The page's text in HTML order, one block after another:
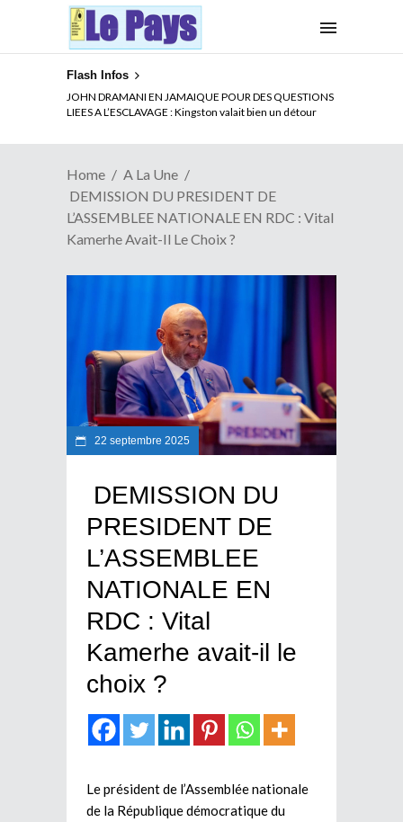
Flash Infos
JOHN DRAMANI EN JAMAIQUE POUR DES QUESTIONS
LIEES A L’ESCLAVAGE : Kingston valait bien un détour
Home
A La Une
DEMISSION DU PRESIDENT DE
L’ASSEMBLEE NATIONALE EN RDC : Vital
Kamerhe Avait-Il Le Choix ?
22 septembre 2025
DEMISSION DU
PRESIDENT DE
L’ASSEMBLEE
NATIONALE EN
RDC : Vital
Kamerhe avait-il le
choix ?
Le président de l’Assemblée nationale
de la République démocratique du